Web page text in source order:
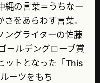
縄の言葉＝うちなー
をあらわす言葉。
ングライターの佐藤
ールデングローブ賞
ットとなった「This
ーツをもち